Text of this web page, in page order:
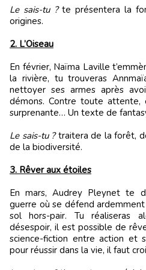
Le sais-tu ?te présentera la
origines.
2. L’Oiseau
En février, Naïma Laville
la rivière, tu trouveras
nettoyer ses armes après
démons. Contre toute attente,
surprenante… Un texte de
Le sais-tu ?traitera de la forêt,
de la biodiversité.
3. Rêver aux étoiles
En mars, Audrey Pleynet te
guerre où se défend
sol hors-pair. Tu réaliseras
désespoir, il est possible de
science-fiction entre action et
pour réussir dans la vie, il faut